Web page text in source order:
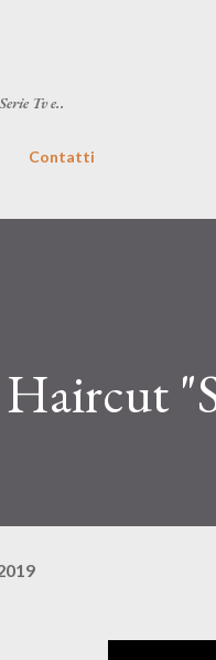
Tv e..
Contatti